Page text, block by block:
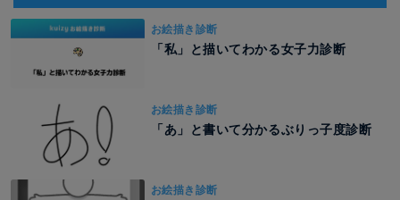
お絵描き診断
「私」と描いてわかる女子力診断
お絵描き診断
「あ」と書いて分かるぶりっ子度診断
お絵描き診断